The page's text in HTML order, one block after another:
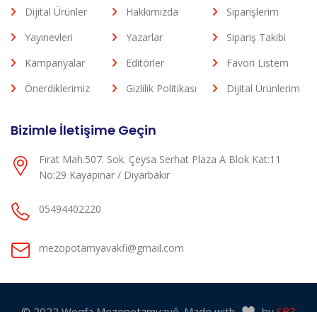
Dijital Ürünler
Yayınevleri
Kampanyalar
Önerdiklerimiz
Hakkımızda
Yazarlar
Editörler
Gizlilik Politikası
Siparişlerim
Sipariş Takibi
Favori Listem
Dijital Ürünlerim
Bizimle İletişime Geçin
Fırat Mah.507. Sok. Çeysa Serhat Plaza A Blok Kat:11
No:29 Kayapınar / Diyarbakır
05494402220
mezopotamyavakfi@gmail.com